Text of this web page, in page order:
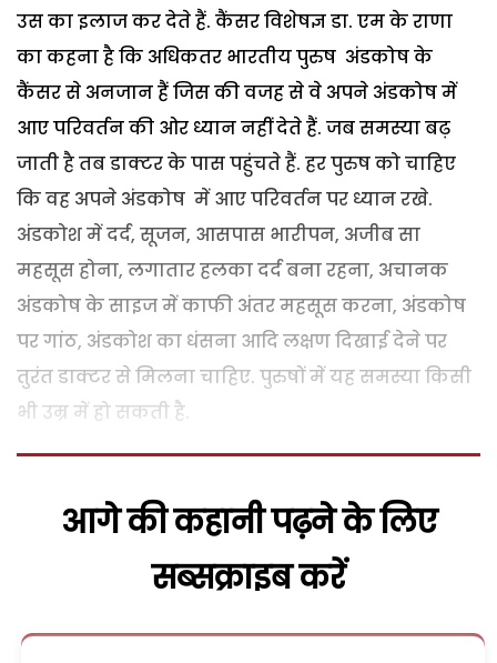
उस का इलाज कर देते हैं. कैंसर विशेषज्ञ डा. एम के राणा
का कहना है कि अधिकतर भारतीय पुरुष अंडकोष के
कैंसर से अनजान हैं जिस की वजह से वे अपने अंडकोष में
आए परिवर्तन की ओर ध्यान नहीं देते हैं. जब समस्या बढ़
जाती है तब डाक्टर के पास पहुंचते हैं. हर पुरुष को चाहिए
कि वह अपने अंडकोष में आए परिवर्तन पर ध्यान रखे.
अंडकोश में दर्द, सूजन, आसपास भारीपन, अजीब सा
महसूस होना, लगातार हलका दर्द बना रहना, अचानक
अंडकोष के साइज में काफी अंतर महसूस करना, अंडकोष
पर गांठ, अंडकोश का धंसना आदि लक्षण दिखाई देने पर
तुरंत डाक्टर से मिलना चाहिए. पुरुषों में यह समस्या किसी
भी उम्र में हो सकती है.
आगे की कहानी पढ़ने के लिए
सब्सक्राइब करें